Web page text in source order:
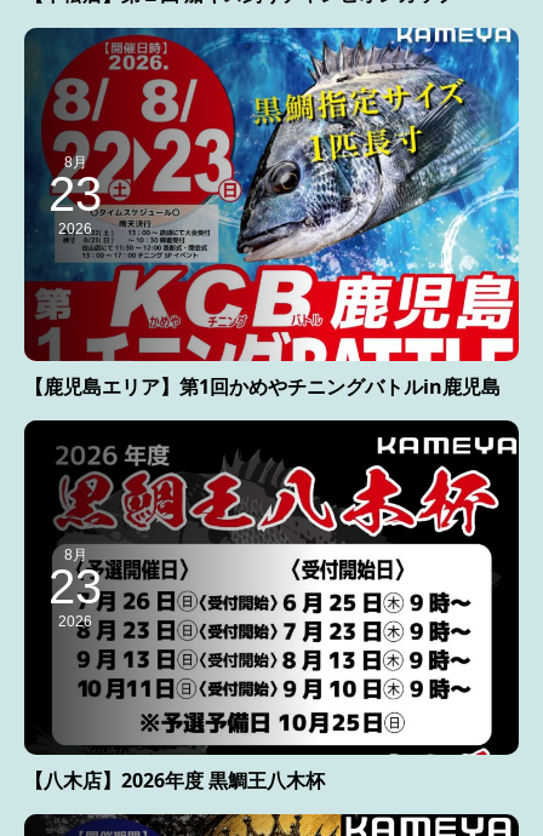
8月
23
2026
【鹿児島エリア】第1回かめやチニングバトルin鹿児島
8月
23
2026
【八木店】2026年度 黒鯛王八木杯